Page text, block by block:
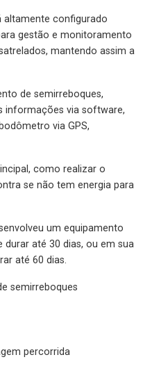
altamente configurado
gestão e monitoramento
mantendo assim a
de semirreboques,
informações via software,
via GPS,
como realizar o
se não tem energia para
um equipamento
durar até 30 dias, ou em sua
até 60 dias.
semirreboques
percorrida